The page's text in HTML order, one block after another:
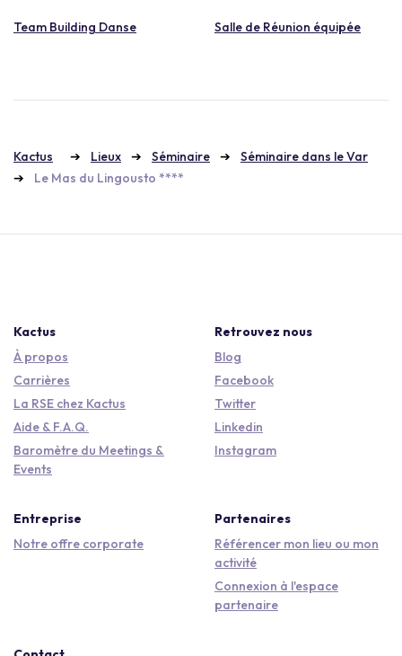
Team Building Danse Salle de Réunion équipée
Kactus Lieux Séminaire
Séminaire dans le Var
Le Mas du Lingousto ****
Kactus
À propos
Carrières
La RSE chez Kactus
Aide & F.A.Q.
Baromètre du Meetings &
Events
Retrouvez nous
Blog
Facebook
Twitter
Linkedin
Instagram
Entreprise
Notre offre corporate
Partenaires
Référencer mon lieu ou mon
activité
Connexion à l'espace
partenaire